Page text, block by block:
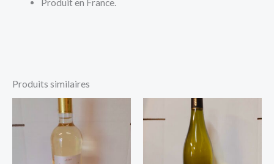
Produit en France.
Produits similaires